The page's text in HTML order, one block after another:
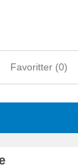
Favoritter (0)